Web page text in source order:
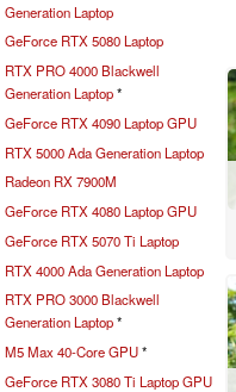
Generation Laptop
GeForce RTX 5080 Laptop
RTX PRO 4000 Blackwell
Generation Laptop*
GeForce RTX 4090 Laptop GPU
RTX 5000 Ada Generation Laptop
Radeon RX 7900M
GeForce RTX 4080 Laptop GPU
GeForce RTX 5070 Ti Laptop
RTX 4000 Ada Generation Laptop
RTX PRO 3000 Blackwell
Generation Laptop*
M5 Max 40-Core GPU*
GeForce RTX 3080 Ti Laptop GPU